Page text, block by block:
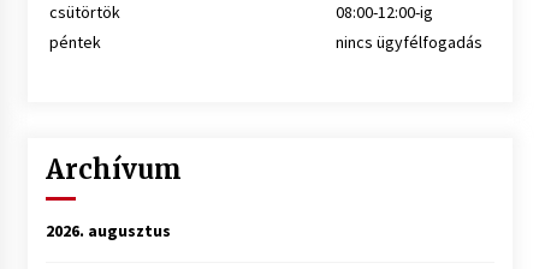
csütörtök
08:00-12:00-ig
péntek
nincs ügyfélfogadás
Archívum
2026. augusztus